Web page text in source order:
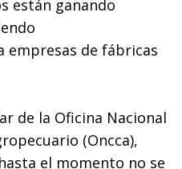
están ganando
de fábricas
de la Oficina Nacional
(Oncca),
el momento no se